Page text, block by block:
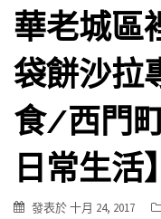
華老城區
袋餅沙拉
食/西門
日常生活】
發表於十月 24, 2017